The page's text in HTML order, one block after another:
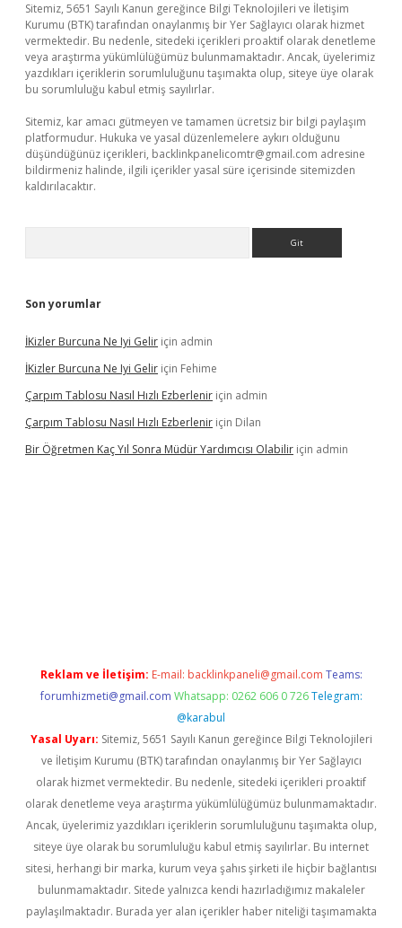
Sitemiz, 5651 Sayılı Kanun gereğince Bilgi Teknolojileri ve İletişim
Kurumu (BTK) tarafından onaylanmış bir Yer Sağlayıcı olarak hizmet
vermektedir. Bu nedenle, sitedeki içerikleri proaktif olarak denetleme
veya araştırma yükümlülüğümüz bulunmamaktadır. Ancak, üyelerimiz
yazdıkları içeriklerin sorumluluğunu taşımakta olup, siteye üye olarak
bu sorumluluğu kabul etmiş sayılırlar.
Sitemiz, kar amacı gütmeyen ve tamamen ücretsiz bir bilgi paylaşım
platformudur. Hukuka ve yasal düzenlemelere aykırı olduğunu
düşündüğünüz içerikleri, backlinkpanelicomtr@gmail.com adresine
bildirmeniz halinde, ilgili içerikler yasal süre içerisinde sitemizden
kaldırılacaktır.
Son yorumlar
İKizler Burcuna Ne Iyi Gelir için admin
İKizler Burcuna Ne Iyi Gelir için Fehime
Çarpım Tablosu Nasıl Hızlı Ezberlenir için admin
Çarpım Tablosu Nasıl Hızlı Ezberlenir için Dilan
Bir Öğretmen Kaç Yıl Sonra Müdür Yardımcısı Olabilir için admin
Reklam ve İletişim: E-mail: backlinkpaneli@gmail.com Teams:
forumhizmeti@gmail.com Whatsapp: 0262 606 0 726 Telegram:
@karabul
Yasal Uyarı: Sitemiz, 5651 Sayılı Kanun gereğince Bilgi Teknolojileri
ve İletişim Kurumu (BTK) tarafından onaylanmış bir Yer Sağlayıcı
olarak hizmet vermektedir. Bu nedenle, sitedeki içerikleri proaktif
olarak denetleme veya araştırma yükümlülüğümüz bulunmamaktadır.
Ancak, üyelerimiz yazdıkları içeriklerin sorumluluğunu taşımakta olup,
siteye üye olarak bu sorumluluğu kabul etmiş sayılırlar. Bu internet
sitesi, herhangi bir marka, kurum veya şahıs şirketi ile hiçbir bağlantısı
bulunmamaktadır. Sitede yalnızca kendi hazırladığımız makaleler
paylaşılmaktadır. Burada yer alan içerikler haber niteliği taşımamakta